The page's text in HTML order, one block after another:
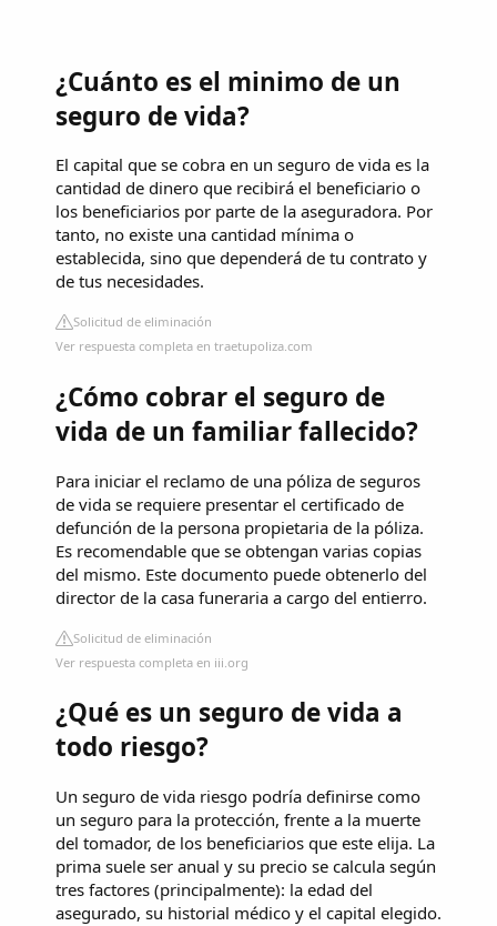
¿Cuánto es el minimo de un
seguro de vida?
El capital que se cobra en un seguro de vida es la
cantidad de dinero que recibirá el beneficiario o
los beneficiarios por parte de la aseguradora. Por
tanto, no existe una cantidad mínima o
establecida, sino que dependerá de tu contrato y
de tus necesidades.
Solicitud de eliminación
Ver respuesta completa en traetupoliza.com
¿Cómo cobrar el seguro de
vida de un familiar fallecido?
Para iniciar el reclamo de una póliza de seguros
de vida se requiere presentar el certificado de
defunción de la persona propietaria de la póliza.
Es recomendable que se obtengan varias copias
del mismo. Este documento puede obtenerlo del
director de la casa funeraria a cargo del entierro.
Solicitud de eliminación
Ver respuesta completa en iii.org
¿Qué es un seguro de vida a
todo riesgo?
Un seguro de vida riesgo podría definirse como
un seguro para la protección, frente a la muerte
del tomador, de los beneficiarios que este elija. La
prima suele ser anual y su precio se calcula según
tres factores (principalmente): la edad del
asegurado, su historial médico y el capital elegido.